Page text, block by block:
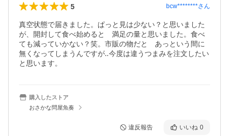
5 bcw********さん
真空状態で届きました。ぱっと見は少ない？と思いました
が、開封して食べ始めると　満足の量と思いました。食べ
ても減っていかない？笑。市販の物だと　あっという間に
無くなってしまうんですが‥今度は違うつまみを注文したい
と思います。
購入したストア
おさかな問屋魚奏
違反報告 いいね 0